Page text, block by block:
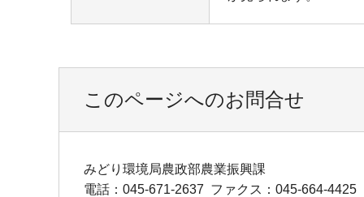
このページへのお問合せ
みどり環境局農政部農業振興課
電話：045-671-2637 ファクス：045-664-4425